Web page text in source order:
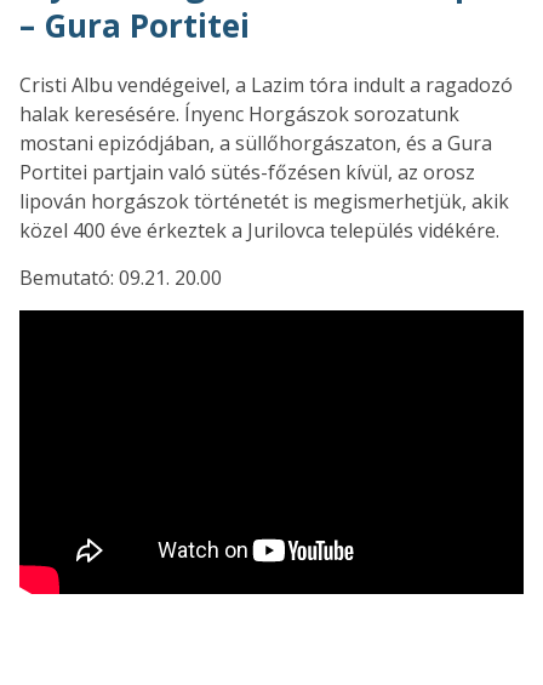
– Gura Portitei
Cristi Albu vendégeivel, a Lazim tóra indult a ragadozó
halak keresésére. Ínyenc Horgászok sorozatunk
mostani epizódjában, a süllőhorgászaton, és a Gura
Portitei partjain való sütés-főzésen kívül, az orosz
lipován horgászok történetét is megismerhetjük, akik
közel 400 éve érkeztek a Jurilovca település vidékére.
Bemutató: 09.21. 20.00